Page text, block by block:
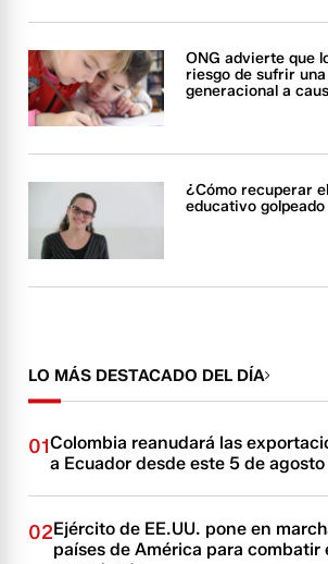
ONG advierte que
riesgo de sufrir
generacional a
¿Cómo recuperar
educativo
LO MÁS DESTACADO DEL DÍA
01Colombia reanudará las
a Ecuador desde este 5 de agosto
02Ejército de EE.UU. pone en
países de América para combatir